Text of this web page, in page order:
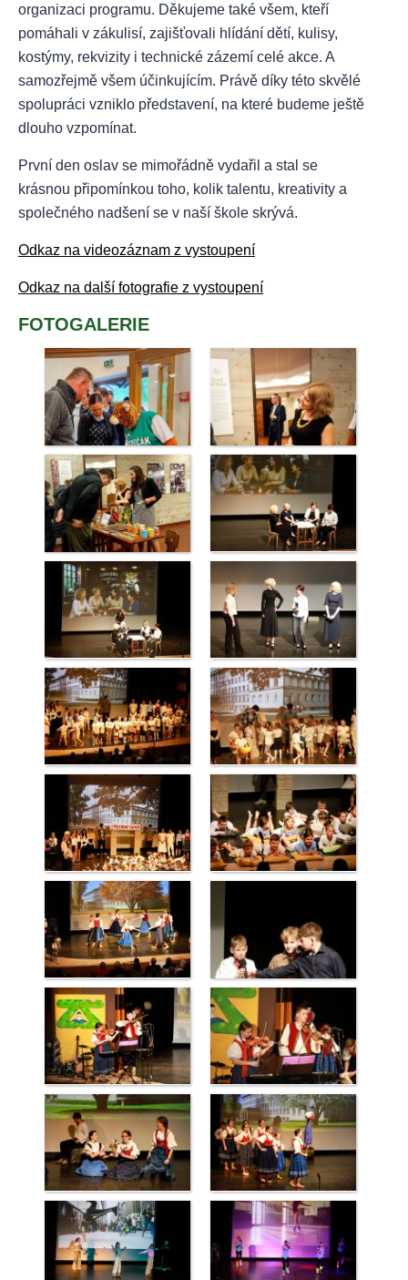
organizaci programu. Děkujeme také všem, kteří
pomáhali v zákulisí, zajišťovali hlídání dětí, kulisy,
kostýmy, rekvizity i technické zázemí celé akce. A
samozřejmě všem účinkujícím. Právě díky této skvělé
spolupráci vzniklo představení, na které budeme ještě
dlouho vzpomínat.
První den oslav se mimořádně vydařil a stal se
krásnou připomínkou toho, kolik talentu, kreativity a
společného nadšení se v naší škole skrývá.
Odkaz na videozáznam z vystoupení
Odkaz na další fotografie z vystoupení
FOTOGALERIE